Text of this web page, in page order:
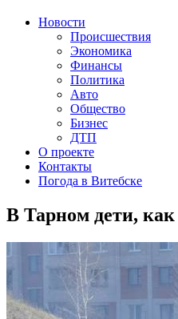
Новости
Происшествия
Экономика
Финансы
Политика
Авто
Общество
Бизнес
ДТП
О проекте
Контакты
Погода в Витебске
В Тарном дети,